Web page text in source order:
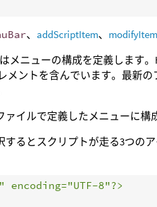
、 addScriptItem、 modifyItem
メニューの構成を定義します
メントを含んでいます。最新の
イルで定義したメニューに構
るとスクリプトが走る3つの
8"?>